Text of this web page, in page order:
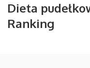
Dieta
Ranking